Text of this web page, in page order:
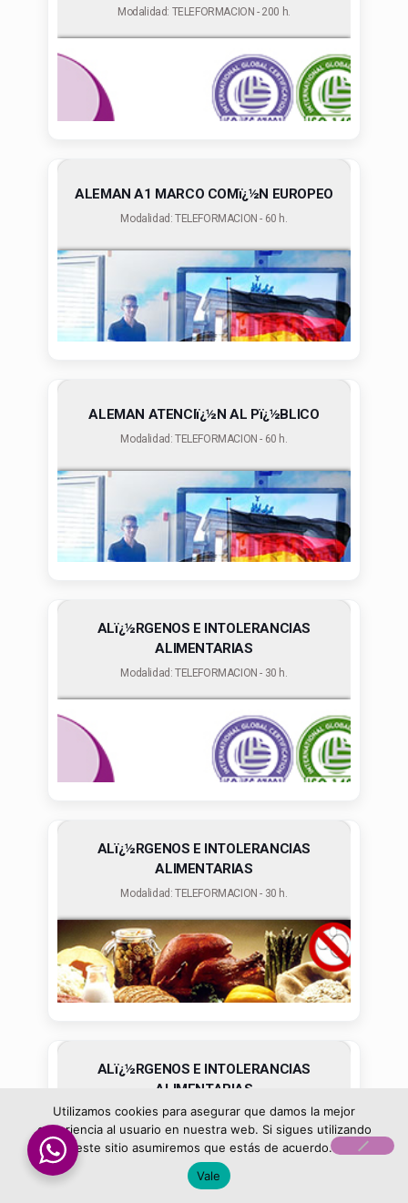
Modalidad: TELEFORMACION - 200 h.
ALEMAN A1 MARCO COMï¿½N EUROPEO
Modalidad: TELEFORMACION - 60 h.
ALEMAN ATENCIï¿½N AL Pï¿½BLICO
Modalidad: TELEFORMACION - 60 h.
ALï¿½RGENOS E INTOLERANCIAS
ALIMENTARIAS
Modalidad: TELEFORMACION - 30 h.
ALï¿½RGENOS E INTOLERANCIAS
ALIMENTARIAS
Modalidad: TELEFORMACION - 30 h.
ALï¿½RGENOS E INTOLERANCIAS
ALIMENTARIAS
Modalidad: TELEFORMACION - 30 h.
Utilizamos cookies para asegurar que damos la mejor
experiencia al usuario en nuestra web. Si sigues utilizando
este sitio asumiremos que estás de acuerdo.
Vale